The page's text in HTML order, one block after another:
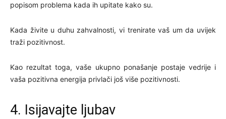
popisom problema kada ih upitate kako su.
Kada živite u duhu zahvalnosti, vi trenirate vaš um da uvijek
traži pozitivnost.
Kao rezultat toga, vaše ukupno ponašanje postaje vedrije i
vaša pozitivna energija privlači još više pozitivnosti.
4. Isijavajte ljubav